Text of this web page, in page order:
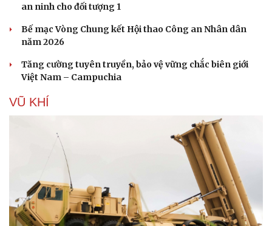
an ninh cho đối tượng 1
Bế mạc Vòng Chung kết Hội thao Công an Nhân dân
năm 2026
Tăng cường tuyên truyền, bảo vệ vững chắc biên giới
Việt Nam – Campuchia
VŨ KHÍ